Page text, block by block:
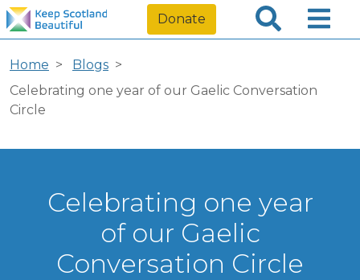
Donate
Home
Blogs
Celebrating one year of our Gaelic Conversation
Circle
Celebrating one year
of our Gaelic
Conversation Circle